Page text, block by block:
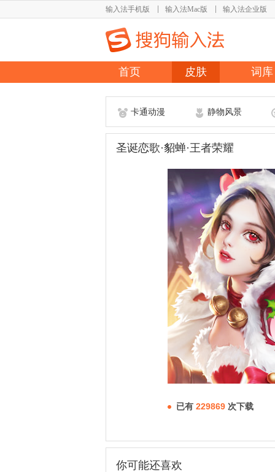
输入法手机版 输入法Mac版 输入法企业版
首页 皮肤 词库
卡通动漫 静物风景
圣诞恋歌·貂蝉·王者荣耀
已有 229869 次下载
你可能还喜欢